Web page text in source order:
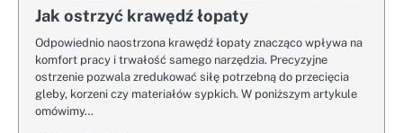
Jak ostrzyć krawędź łopaty
Odpowiednio naostrzona krawędź łopaty znacząco wpływa na
komfort pracy i trwałość samego narzędzia. Precyzyjne
ostrzenie pozwala zredukować siłę potrzebną do przecięcia
gleby, korzeni czy materiałów sypkich. W poniższym artykule
omówimy…